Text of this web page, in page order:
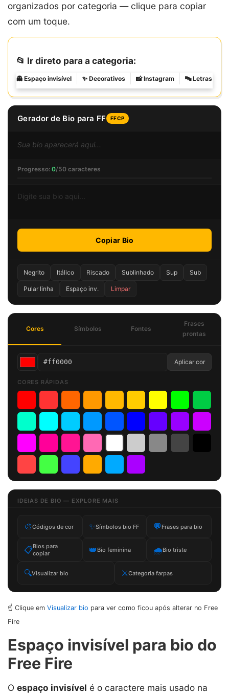
organizados por categoria — clique para copiar
com um toque.
📂 Ir direto para a categoria:
👻 Espaço invisível ✨ Decorativos 📸 Instagram 🔤 Letras
Gerador de Bio para FF FFCP
Sua bio aparecerá aqui...
Progresso: 0/50 caracteres
Copiar Bio
Negrito Itálico Riscado Sublinhado Sup Sub
Pular linha Espaço inv. Limpar
Cores Símbolos Fontes
Frases
prontas
Aplicar cor
CORES RÁPIDAS
IDEIAS DE BIO — EXPLORE MAIS
🎨Códigos de cor ✨Símbolos bio FF 💬 Frases para bio
📋Bios para
copiar
👑 Bio feminina 🌧️Bio triste
🔍Visualizar bio ⚔️Categoria farpas
☝️ Clique em Visualizar bio para ver como ficou após alterar no Free
Fire
Espaço invisível para bio do
Free Fire
O espaço invisível é o caractere mais usado na